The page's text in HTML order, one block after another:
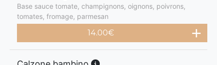
Base sauce tomate, champignons, oignons, poivrons,
tomates, fromage, parmesan
14.00€